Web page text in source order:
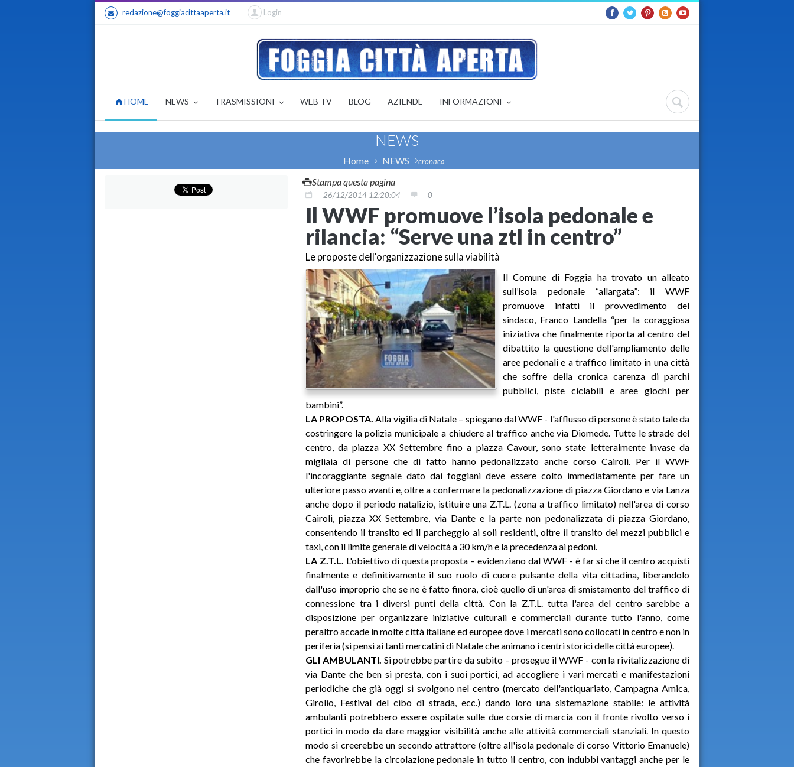
redazione@foggiacittaaperta.it Login
HOME NEWS TRASMISSIONI WEB TV BLOG AZIENDE INFORMAZIONI
NEWS
Home NEWS cronaca
Stampa questa pagina
26/12/2014 12:20:04 0
Il WWF promuove l’isola pedonale e
rilancia: “Serve una ztl in centro”
Le proposte dell'organizzazione sulla viabilità
Il Comune di Foggia ha trovato un alleato
sull’isola pedonale “allargata”: il WWF
promuove infatti il provvedimento del
sindaco, Franco Landella “per la coraggiosa
iniziativa che finalmente riporta al centro del
dibattito la questione dell'ampliamento delle
aree pedonali e a traffico limitato in una città
che soffre della cronica carenza di parchi
pubblici, piste ciclabili e aree giochi per
bambini”.
LA PROPOSTA. Alla vigilia di Natale – spiegano dal WWF - l'afflusso di persone è stato tale da
costringere la polizia municipale a chiudere al traffico anche via Diomede. Tutte le strade del
centro, da piazza XX Settembre fino a piazza Cavour, sono state letteralmente invase da
migliaia di persone che di fatto hanno pedonalizzato anche corso Cairoli. Per il WWF
l'incoraggiante segnale dato dai foggiani deve essere colto immediatamente per fare un
ulteriore passo avanti e, oltre a confermare la pedonalizzazione di piazza Giordano e via Lanza
anche dopo il periodo natalizio, istituire una Z.T.L. (zona a traffico limitato) nell'area di corso
Cairoli, piazza XX Settembre, via Dante e la parte non pedonalizzata di piazza Giordano,
consentendo il transito ed il parcheggio ai soli residenti, oltre il transito dei mezzi pubblici e
taxi, con il limite generale di velocità a 30 km/h e la precedenza ai pedoni.
LA Z.T.L. L'obiettivo di questa proposta – evidenziano dal WWF - è far sì che il centro acquisti
finalmente e definitivamente il suo ruolo di cuore pulsante della vita cittadina, liberandolo
dall'uso improprio che se ne è fatto finora, cioè quello di un'area di smistamento del traffico di
connessione tra i diversi punti della città. Con la Z.T.L. tutta l'area del centro sarebbe a
disposizione per organizzare iniziative culturali e commerciali durante tutto l'anno, come
peraltro accade in molte città italiane ed europee dove i mercati sono collocati in centro e non in
periferia (si pensi ai tanti mercatini di Natale che animano i centri storici delle città europee).
GLI AMBULANTI. Si potrebbe partire da subito – prosegue il WWF - con la rivitalizzazione di
via Dante che ben si presta, con i suoi portici, ad accogliere i vari mercati e manifestazioni
periodiche che già oggi si svolgono nel centro (mercato dell'antiquariato, Campagna Amica,
Girolio, Festival del cibo di strada, ecc.) dando loro una sistemazione stabile: le attività
ambulanti potrebbero essere ospitate sulle due corsie di marcia con il fronte rivolto verso i
portici in modo da dare maggior visibilità anche alle attività commerciali stanziali. In questo
modo si creerebbe un secondo attrattore (oltre all'isola pedonale di corso Vittorio Emanuele)
che favorirebbe la circolazione pedonale in tutto il centro, con indubbi vantaggi anche per le